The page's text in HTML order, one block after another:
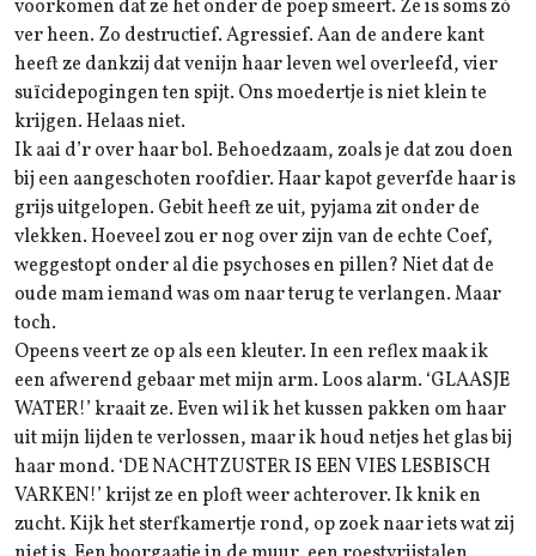
voorkomen dat ze het onder de poep smeert. Ze is soms zó
ver heen. Zo destructief. Agressief. Aan de andere kant
heeft ze dankzij dat venijn haar leven wel overleefd, vier
suïcidepogingen ten spijt. Ons moedertje is niet klein te
krijgen. Helaas niet.
Ik aai d’r over haar bol. Behoedzaam, zoals je dat zou doen
bij een aangeschoten roofdier. Haar kapot geverfde haar is
grijs uitgelopen. Gebit heeft ze uit, pyjama zit onder de
vlekken. Hoeveel zou er nog over zijn van de echte Coef,
weggestopt onder al die psychoses en pillen? Niet dat de
oude mam iemand was om naar terug te verlangen. Maar
toch.
Opeens veert ze op als een kleuter. In een reflex maak ik
een afwerend gebaar met mijn arm. Loos alarm. ‘GLAASJE
WATER!’ kraait ze. Even wil ik het kussen pakken om haar
uit mijn lijden te verlossen, maar ik houd netjes het glas bij
haar mond. ‘DE NACHTZUSTER IS EEN VIES LESBISCH
VARKEN!’ krijst ze en ploft weer achterover. Ik knik en
zucht. Kijk het sterfkamertje rond, op zoek naar iets wat zij